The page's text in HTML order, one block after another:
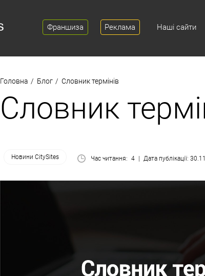
Франшиза Реклама Наші сайти
Головна Блог Словник термінів
Словник
Новини CitySites Час читання: 4 Дата публікації: